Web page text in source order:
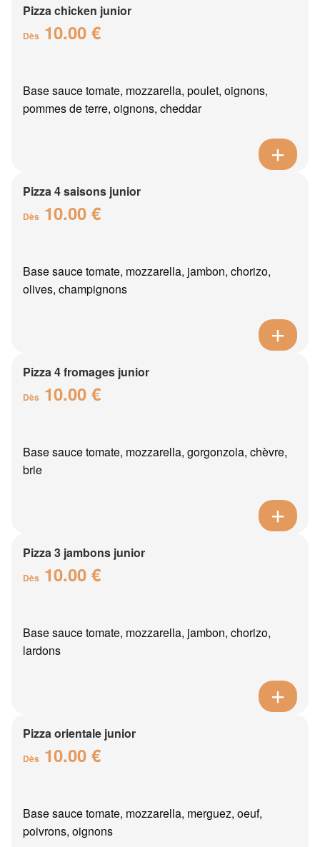
Pizza chicken junior
Dès 10.00 €
Base sauce tomate, mozzarella, poulet, oignons,
pommes de terre, oignons, cheddar
Pizza 4 saisons junior
Dès 10.00 €
Base sauce tomate, mozzarella, jambon, chorizo,
olives, champignons
Pizza 4 fromages junior
Dès 10.00 €
Base sauce tomate, mozzarella, gorgonzola, chèvre,
brie
Pizza 3 jambons junior
Dès 10.00 €
Base sauce tomate, mozzarella, jambon, chorizo,
lardons
Pizza orientale junior
Dès 10.00 €
Base sauce tomate, mozzarella, merguez, oeuf,
poivrons, oignons